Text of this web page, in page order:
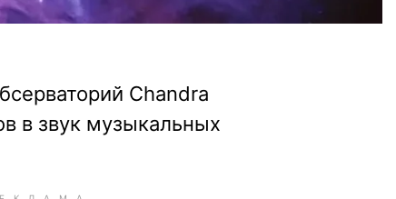
Chandra
в звук музыкальных